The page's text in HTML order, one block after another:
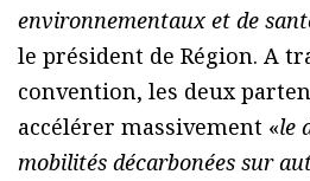
environnementaux et de
le président de Région. A
convention, les deux
accélérer massivement «le
mobilités décarbonées sur